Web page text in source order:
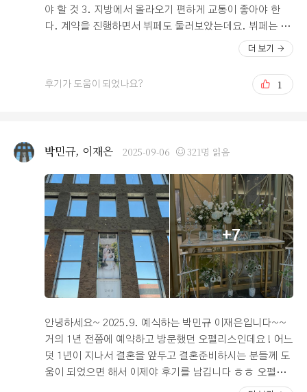
야 할 것 3. 지방에서 올라오기 편하게 교통이 좋아야 한
다. 계약을 진행하면서 뷔페도 둘러보았는데요. 뷔페는 구
성이 괜찮아 보이더라구요. 먹어보진 않았지만 일단 합격.
교통은 서울역에서 먼 거리가 아니여서 기차 타고 오면 괜
찮을 것 같다는 생각이 들었습니다. 주차도 마찬가지로 주
차대수가 500대로 넉넉해서 마음에 들었습니다. 또 제가
혼식처럼 신경써주는 부분이 마음에 들었습니다. 리뉴얼이
어떻게 진행될지 불확실한 부분이 있었으나 리뉴얼이 완료
된 후에 다시 가보니 예쁘게 변한 모습이 마음에 들었습니
다. 사실 12월쯤 계약을 했어서 리뉴얼 전이랑 후랑 어떻게
달라졌는지 까먹었어요. 아무튼 바뀐 웨딩홀이 마음에 듭
니다. 그리고 시식후기입니다. 양가 부모님과 예비 신랑 신
부 모두 모여서 시식을 진행하였습니다. 시식을 진행하기
일주일 전에 지인 결혼식이 있었는데요. 그 웨딩홀은 역과
엄청 가깝고 삐까뻔쩍(?)한 웨딩홀이었습니다. 뭐 사실 대
구요. 아무튼 밥 먹을 시간이 되어서 결혼식장에서 식사를
하였는데요. 나쁘지 않았습니다. 그리고 다음 주가 되어서
오펠리스 웨딩홀 시식을 진행하게 된 겁니다. 그러다보니
자연스레 오펠리스 웨딩홀과 전 주에 갔던 웨딩홀의 식사
가 비교가 되었습니다. 다행히(?)도 그때 결혼식을 갔던 인
더 보기
후기가 도움이 되었나요? 1
박민규, 이재은 2025-09-06 321명 읽음
+7
안녕하세요~ 2025.9. 예식하는 박민규 이재은입니다~~
거의 1년 전쯤에 예약하고 방문했던 오펠리스인데요 ! 어느
덧 1년이 지나서 결혼을 앞두고 결혼준비하시는 분들께 도
움이 되었으면 해서 이제야 후기를 남깁니다 ㅎㅎ 오펠리
스 웨딩홀은 서울역과 가까워서 지방하객이 많은 저희에게